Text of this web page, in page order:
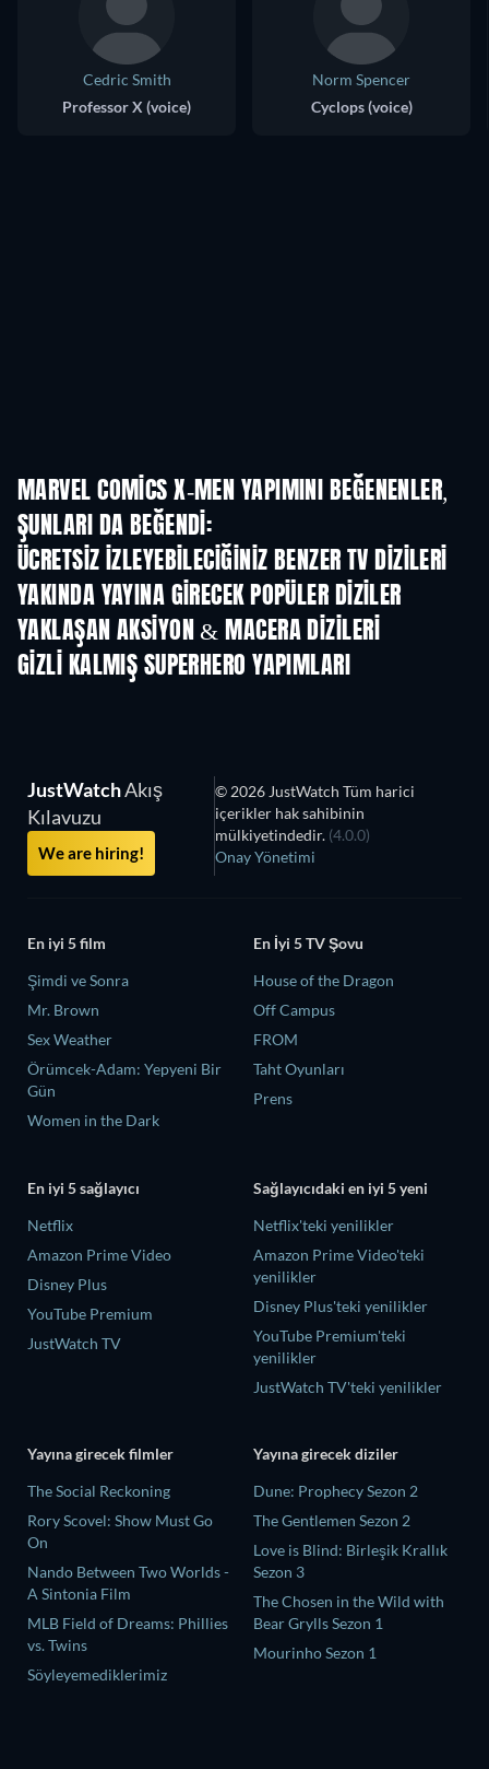
Cedric Smith
Professor X (voice)
Norm Spencer
Cyclops (voice)
MARVEL COMICS X-MEN YAPIMINI BEĞENENLER,
ŞUNLARI DA BEĞENDI:
TV
ÜCRETSIZ IZLEYEBILECIĞINIZ BENZER TV DIZILERI
TV TV
YAKINDA YAYINA GIRECEK POPÜLER DIZILER
TV TV
YAKLAŞAN AKSIYON & MACERA DIZILERI
Sezon 2 Sezon 2
GIZLI KALMIŞ SUPERHERO YAPIMLARI
JustWatchAkış
Kılavuzu
We are hiring!
© 2026 JustWatch Tüm harici
içerikler hak sahibinin
mülkiyetindedir. (4.0.0)
Onay Yönetimi
En iyi 5 film
Şimdi ve Sonra
Mr. Brown
Sex Weather
Örümcek-Adam: Yepyeni Bir
Gün
Women in the Dark
En İyi 5 TV Şovu
House of the Dragon
Off Campus
FROM
Taht Oyunları
Prens
En iyi 5 sağlayıcı
Netflix
Amazon Prime Video
Disney Plus
YouTube Premium
JustWatch TV
Sağlayıcıdaki en iyi 5 yeni
Netflix'teki yenilikler
Amazon Prime Video'teki
yenilikler
Disney Plus'teki yenilikler
YouTube Premium'teki
yenilikler
JustWatch TV'teki yenilikler
Yayına girecek filmler
The Social Reckoning
Rory Scovel: Show Must Go
On
Nando Between Two Worlds -
A Sintonia Film
MLB Field of Dreams: Phillies
vs. Twins
Söyleyemediklerimiz
Yayına girecek diziler
Dune: Prophecy Sezon 2
The Gentlemen Sezon 2
Love is Blind: Birleşik Krallık
Sezon 3
The Chosen in the Wild with
Bear Grylls Sezon 1
Mourinho Sezon 1